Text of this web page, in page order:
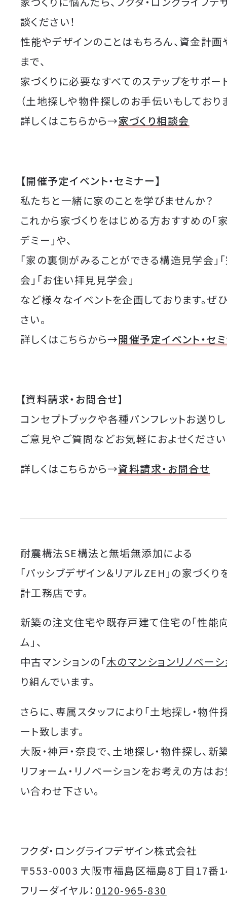
談ください！
性能やデザインのことはもちろん、資金計
まで、
家づくりに必要なすべてのステップをサポー
（土地探しや物件探しのお手伝いもしており
詳しくはこちらから→家づくり相談会
【開催予定イベント・セミナー】
私たちと一緒に家のことを学びませんか？
これから家づくりをはじめる方おすすめの「
デミー」や、
「家の裏側がみることができる構造見学会」
会」「お住い拝見見学会」
など様々なイベントを企画しております。ぜ
さい。
詳しくはこちらから→開催予定イベント・セ
【資料請求・お問合せ】
コンセプトブックや各種パンフレットお送りし
ご意見やご質問などお気軽におよせください
詳しくはこちらから→資料請求・お問合せ
耐震構法SE構法と無垢無添加による
「パッシブデザイン＆リアルZEH」の家づく
計工務店です。
新築の注文住宅や既存戸建て住宅の「性能
ム」、
中古マンションの「木のマンションリノベーシ
り組んでいます。
さらに、専属スタッフにより「土地探し・物件
ート致します。
大阪・神戸・奈良で、土地探し・物件探し、新
リフォーム・リノベーションをお考えの方は
い合わせ下さい。
フクダ・ロングライフデザイン株式会社
〒553-0003 大阪市福島区福島8丁目17番
フリーダイヤル： 0120-965-830